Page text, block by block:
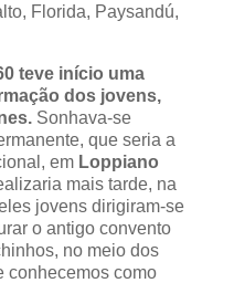
Florida, Paysandú,
teve início uma
dos jovens,
Sonhava-se
que seria a
em Loppiano
mais tarde, na
jovens dirigiram-se
o antigo convento
no meio dos
conhecemos como